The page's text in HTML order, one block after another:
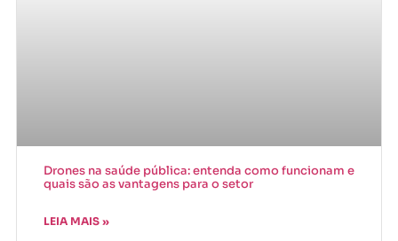
Drones na saúde pública: entenda como funcionam e
quais são as vantagens para o setor
LEIA MAIS »